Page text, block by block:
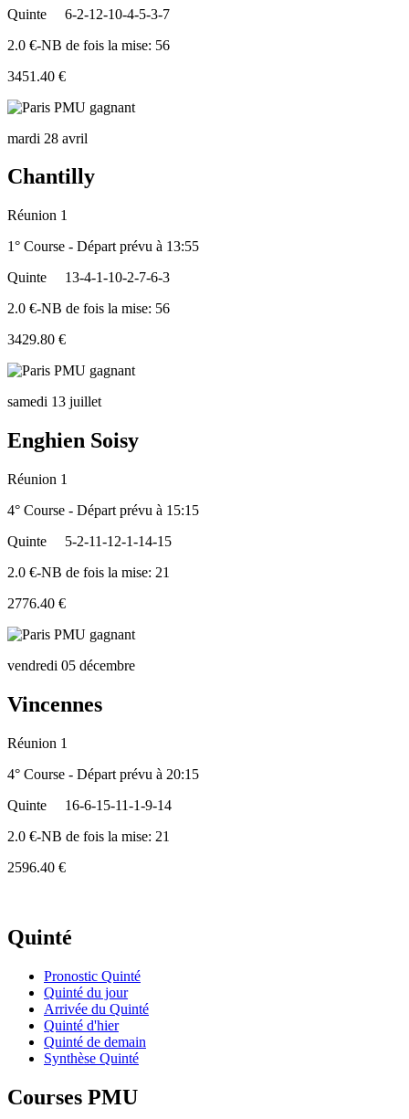
Quinte
6-2-12-10-4-5-3-7
2.0 €-NB de fois la mise: 56
3451.40 €
mardi 28 avril
Chantilly
Réunion 1
1° Course - Départ prévu à 13:55
Quinte
13-4-1-10-2-7-6-3
2.0 €-NB de fois la mise: 56
3429.80 €
samedi 13 juillet
Enghien Soisy
Réunion 1
4° Course - Départ prévu à 15:15
Quinte
5-2-11-12-1-14-15
2.0 €-NB de fois la mise: 21
2776.40 €
vendredi 05 décembre
Vincennes
Réunion 1
4° Course - Départ prévu à 20:15
Quinte
16-6-15-11-1-9-14
2.0 €-NB de fois la mise: 21
2596.40 €
Quinté
Pronostic Quinté
Quinté du jour
Arrivée du Quinté
Quinté d'hier
Quinté de demain
Synthèse Quinté
Courses PMU